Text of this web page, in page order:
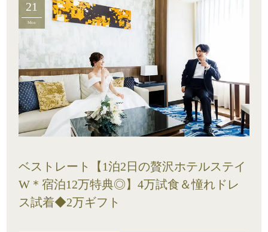
21
Mon
ベストレート【1泊2日の贅沢ホテルステイ
W＊宿泊12万特典◎】4万試食＆憧れドレ
ス試着◆2万ギフト